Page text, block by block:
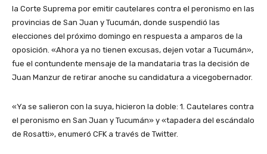
la Corte Suprema por emitir cautelares contra el peronismo en las
provincias de San Juan y Tucumán, donde suspendió las
elecciones del próximo domingo en respuesta a amparos de la
oposición. «Ahora ya no tienen excusas, dejen votar a Tucumán»,
fue el contundente mensaje de la mandataria tras la decisión de
Juan Manzur de retirar anoche su candidatura a vicegobernador.
«Ya se salieron con la suya, hicieron la doble: 1. Cautelares contra
el peronismo en San Juan y Tucumán» y «tapadera del escándalo
de Rosatti», enumeró CFK a través de Twitter.